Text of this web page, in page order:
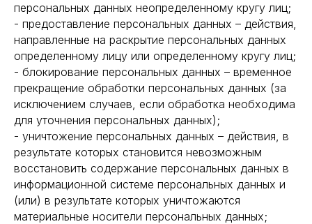
персональных данных неопределенному кругу лиц;
- предоставление персональных данных – действия,
направленные на раскрытие персональных данных
определенному лицу или определенному кругу лиц;
- блокирование персональных данных – временное
прекращение обработки персональных данных (за
исключением случаев, если обработка необходима
для уточнения персональных данных);
- уничтожение персональных данных – действия, в
результате которых становится невозможным
восстановить содержание персональных данных в
информационной системе персональных данных и
(или) в результате которых уничтожаются
материальные носители персональных данных;